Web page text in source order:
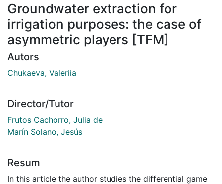
Groundwater extraction for
irrigation purposes: the case of
asymmetric players [TFM]
Autors
Chukaeva, Valeriia
Director/Tutor
Frutos Cachorro, Julia de
Marín Solano, Jesús
Resum
In this article the author studies the differential game